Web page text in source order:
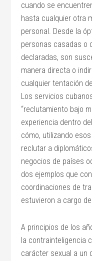
cuando se
hasta cualquier otra
personal. Desde la
personas casadas o
declaradas, son
manera directa o
cualquier tentación
Los servicios
“reclutamiento bajo
experiencia dentro
cómo, utilizando
reclutar a
negocios de países
dos ejemplos que
coordinaciones de
estuvieron a cargo
A principios de los
la contrainteligencia
carácter sexual a un